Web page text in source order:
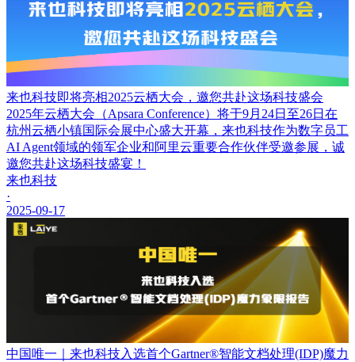
来也科技即将亮相2025云栖大会，邀您共赴这场科技盛会
2025年云栖大会（Apsara Conference）将于9月24日至26日在
杭州云栖小镇国际会展中心盛大开幕，来也科技作为数字员工
AI Agent领域的领军企业和阿里云重要合作伙伴受邀参展，诚
邀您共赴这场科技盛宴！
来也科技
·
2025-09-17
中国唯一｜来也科技入选首个Gartner®智能文档处理(IDP)魔力